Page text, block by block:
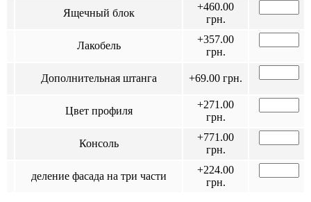
Ящечный блок
+460.00
грн.
Лакобель
+357.00
грн.
Дополнительная штанга +69.00 грн.
Цвет профиля
+271.00
грн.
Консоль
+771.00
грн.
деление фасада на три части
+224.00
грн.